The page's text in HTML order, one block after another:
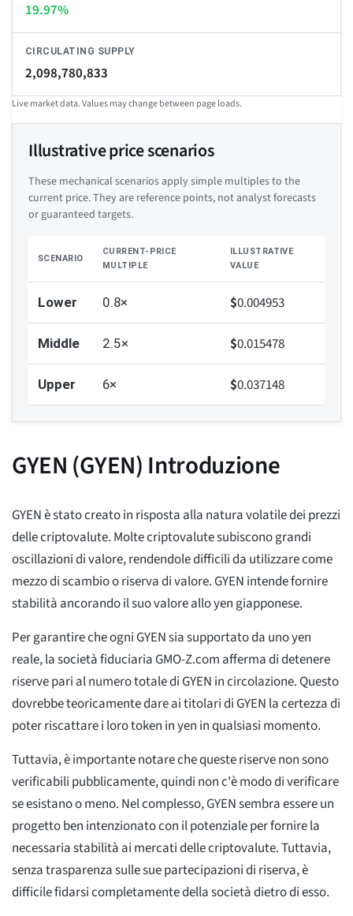
19.97%
CIRCULATING SUPPLY
2,098,780,833
Live market data. Values may change between page loads.
Illustrative price scenarios
These mechanical scenarios apply simple multiples to the
current price. They are reference points, not analyst forecasts
or guaranteed targets.
SCENARIO
CURRENT-PRICE
MULTIPLE
ILLUSTRATIVE
VALUE
Lower 0.8× $0.004953
Middle 2.5× $0.015478
Upper 6× $0.037148
GYEN (GYEN) Introduzione
GYEN è stato creato in risposta alla natura volatile dei prezzi
delle criptovalute. Molte criptovalute subiscono grandi
oscillazioni di valore, rendendole difficili da utilizzare come
mezzo di scambio o riserva di valore. GYEN intende fornire
stabilità ancorando il suo valore allo yen giapponese.
Per garantire che ogni GYEN sia supportato da uno yen
reale, la società fiduciaria GMO-Z.com afferma di detenere
riserve pari al numero totale di GYEN in circolazione. Questo
dovrebbe teoricamente dare ai titolari di GYEN la certezza di
poter riscattare i loro token in yen in qualsiasi momento.
Tuttavia, è importante notare che queste riserve non sono
verificabili pubblicamente, quindi non c'è modo di verificare
se esistano o meno. Nel complesso, GYEN sembra essere un
progetto ben intenzionato con il potenziale per fornire la
necessaria stabilità ai mercati delle criptovalute. Tuttavia,
senza trasparenza sulle sue partecipazioni di riserva, è
difficile fidarsi completamente della società dietro di esso.